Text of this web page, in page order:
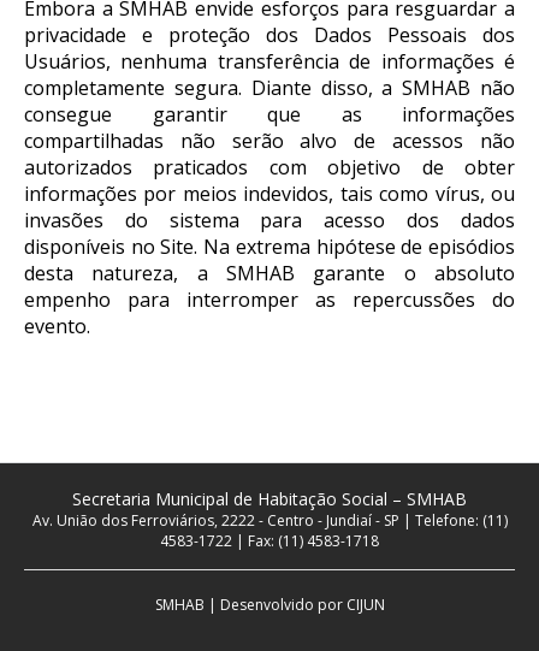
Embora a SMHAB envide esforços para resguardar a
privacidade e proteção dos Dados Pessoais dos
Usuários, nenhuma transferência de informações é
completamente segura. Diante disso, a SMHAB não
consegue garantir que as informações
compartilhadas não serão alvo de acessos não
autorizados praticados com objetivo de obter
informações por meios indevidos, tais como vírus, ou
invasões do sistema para acesso dos dados
disponíveis no Site. Na extrema hipótese de episódios
desta natureza, a SMHAB garante o absoluto
empenho para interromper as repercussões do
evento.
Secretaria Municipal de Habitação Social – SMHAB
Av. União dos Ferroviários, 2222 - Centro - Jundiaí - SP | Telefone: (11)
4583-1722 | Fax: (11) 4583-1718
SMHAB | Desenvolvido por CIJUN